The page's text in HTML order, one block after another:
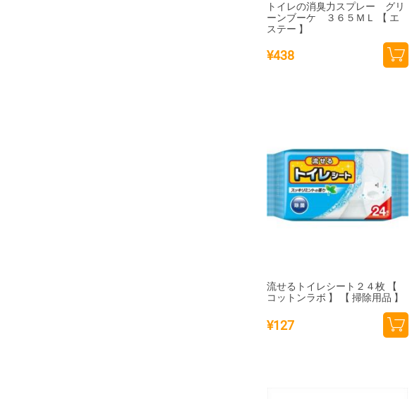
トイレの消臭力スプレー グリ
ーンブーケ ３６５ＭＬ 【 エ
ステー 】
¥438
流せるトイレシート２４枚 【
コットンラボ 】 【 掃除用品 】
¥127